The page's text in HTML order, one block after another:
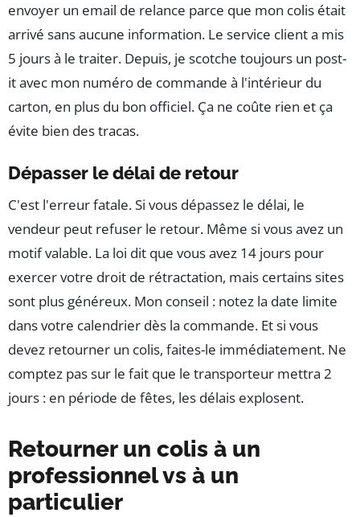
envoyer un email de relance parce que mon colis était
arrivé sans aucune information. Le service client a mis
5 jours à le traiter. Depuis, je scotche toujours un post-
it avec mon numéro de commande à l'intérieur du
carton, en plus du bon officiel. Ça ne coûte rien et ça
évite bien des tracas.
Dépasser le délai de retour
C'est l'erreur fatale. Si vous dépassez le délai, le
vendeur peut refuser le retour. Même si vous avez un
motif valable. La loi dit que vous avez 14 jours pour
exercer votre droit de rétractation, mais certains sites
sont plus généreux. Mon conseil : notez la date limite
dans votre calendrier dès la commande. Et si vous
devez retourner un colis, faites-le immédiatement. Ne
comptez pas sur le fait que le transporteur mettra 2
jours : en période de fêtes, les délais explosent.
Retourner un colis à un
professionnel vs à un
particulier